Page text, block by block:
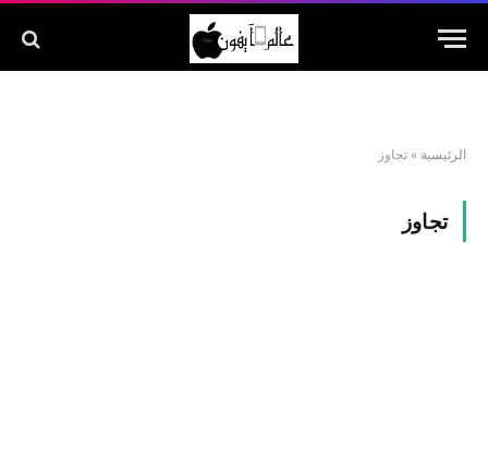
الرئيسية »تجاوز
تجاوز